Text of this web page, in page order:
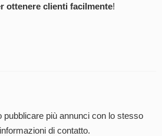
ottenere clienti facilmente!
pubblicare più annunci con lo stesso
di contatto.